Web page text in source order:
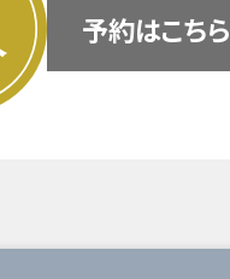
予約はこちら